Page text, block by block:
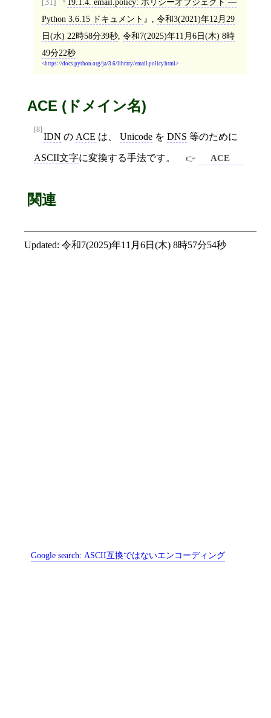
Python 3.6.15 ドキュメント
令和3(2021)年12月29
日(水) 22時58分39秒, 令和7(2025)年11月6日(木) 8時
49分22秒
https://docs.python.org/ja/3.6/library/email.policy.html
ACE (ドメイン名)
[8]
IDN の ACE は、 Unicode を DNS 等のために
ASCII文字に変換する手法です。 ACE
関連
Updated: 令和7(2025)年11月6日(木) 8時57分54秒
Google search:ASCII互換ではないエンコーディング